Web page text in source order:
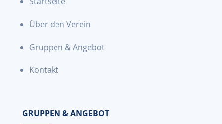
Über den Verein
Gruppen & Angebot
Kontakt
GRUPPEN & ANGEBOT